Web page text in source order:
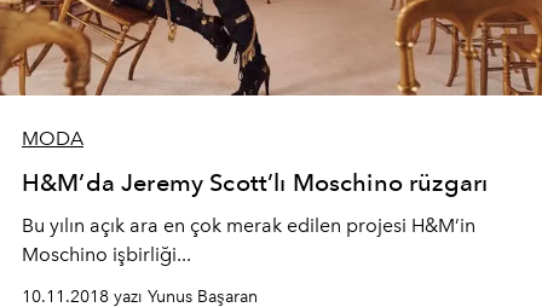
MODA
H&M’da Jeremy Scott’lı Moschino rüzgarı
Bu yılın açık ara en çok merak edilen projesi H&M’in
Moschino işbirliği...
10.11.2018 yazı Yunus Başaran